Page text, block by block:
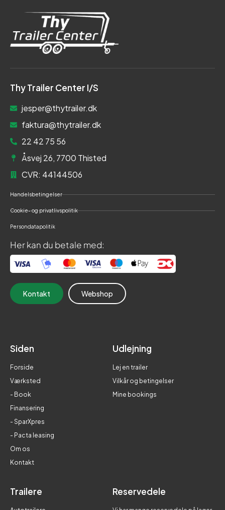
Thy Trailer Center I/S
jesper@thytrailer.dk
faktura@thytrailer.dk
22 42 75 56
Åsvej 26, 7700 Thisted
CVR: 44144506
Handelsbetingelser
Cookie- og privatlivspolitik
Persondatapolitik
Her kan du betale med:
Kontakt Webshop
Siden
Forside
Værksted
- Book
Finansering
- SparXpres
- Pacta leasing
Om os
Kontakt
Udlejning
Lej en trailer
Vilkår og betingelser
Mine bookings
Trailere Reservedele